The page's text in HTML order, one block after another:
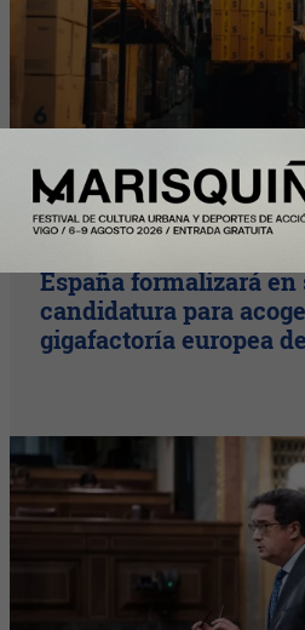
Enfoque
España formalizará
candidatura para
gigafactoría europea